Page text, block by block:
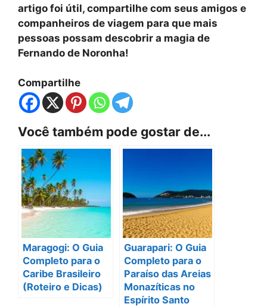
artigo foi útil, compartilhe com seus amigos e
companheiros de viagem para que mais
pessoas possam descobrir a magia de
Fernando de Noronha!
Compartilhe
Você também pode gostar de...
Maragogi: O Guia
Completo para o
Caribe Brasileiro
(Roteiro e Dicas)
Guarapari: O Guia
Completo para o
Paraíso das Areias
Monazíticas no
Espírito Santo